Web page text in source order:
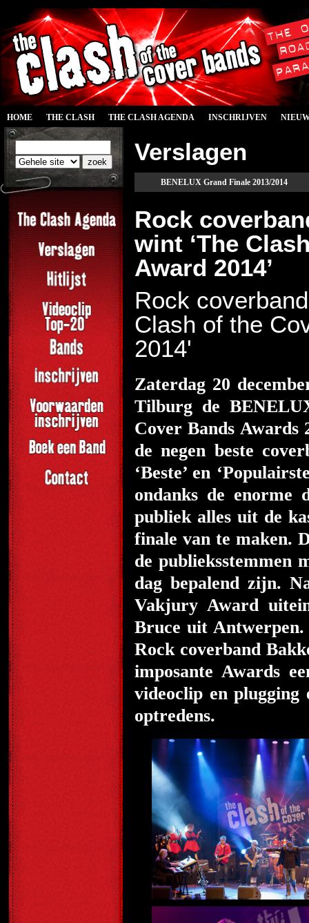
HOME THE CLASH THE CLASH AGENDA INSCHRIJVEN
Verslagen
BENELUX Grand Finale 2013/2014
Rock
wint ‘The
Award 2014’
Rock
Clash of the
2014'
Zaterdag 20
Tilburg de
Cover Bands Awards
de negen beste
‘Beste’ en
ondanks de enorme
publiek alles uit de
finale van te maken.
de publieksstemmen
dag bepalend zijn.
Vakjury Award
Bruce uit Antwerpen.
Rock coverband
imposante Awards
videoclip en
optredens.